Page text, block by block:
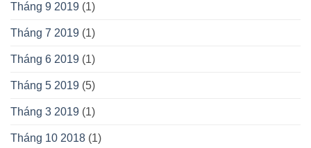
Tháng 9 2019 (1)
Tháng 7 2019 (1)
Tháng 6 2019 (1)
Tháng 5 2019 (5)
Tháng 3 2019 (1)
Tháng 10 2018 (1)